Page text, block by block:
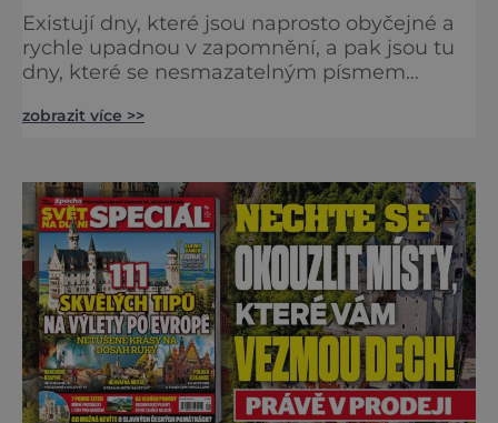
Existují dny, které jsou naprosto obyčejné a
rychle upadnou v zapomnění, a pak jsou tu
dny, které se nesmazatelným písmem
dojde k významnému objevu nebo děsivé
krážem. Je 10. dubna roku 49 př. n. l. a na
břehu říčky Rubikon pronáší Gaius Julius
Caesar svou slavnou vě
zobrazit více >>